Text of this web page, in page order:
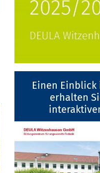
Spiel I-Grundkurs:
31.08.-01.09.2026
Einen
erhalten